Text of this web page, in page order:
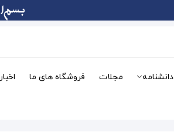
دانشنامه مجلات فروشگاه های ما اخبار